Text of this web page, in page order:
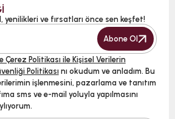
yenilikleri ve fırsatları önce sen keşfet!
Abone Ol
Çerez Politikası ile Kişisel Verilerin
Politikası nı okudum ve anladım. Bu
işlenmesini, pazarlama ve tanıtım
sms ve e-mail yoluyla yapılmasını